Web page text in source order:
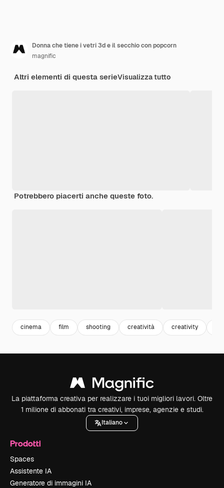
Donna che tiene i vetri 3d e il secchio con popcorn
magnific
Altri elementi di questa serieVisualizza tutto
Potrebbero piacerti anche queste foto.
cinema film shooting creatività creativity
La piattaforma creativa per realizzare i tuoi migliori lavori. Oltre
1 milione di abbonati tra creativi, imprese, agenzie e studi.
Italiano
Prodotti
Spaces
Assistente IA
Generatore di immagini IA